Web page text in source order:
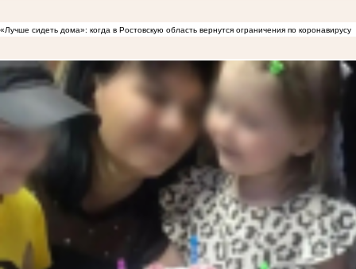
«Лучше сидеть дома»: когда в Ростовскую область вернутся ограничения по коронавирусу